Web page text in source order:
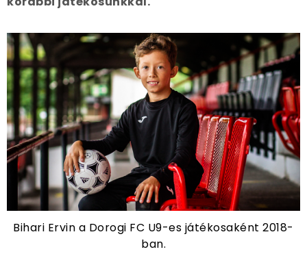
Bihari Ervin a Dorogi FC U9-es játékosaként 2018-
ban.